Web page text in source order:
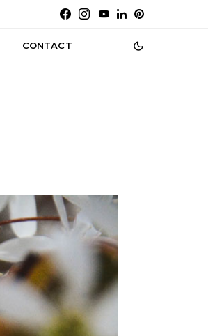
CONTACT